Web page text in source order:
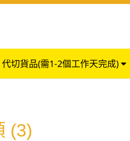
代切貨品(需1-2個工作天完成)
(3)